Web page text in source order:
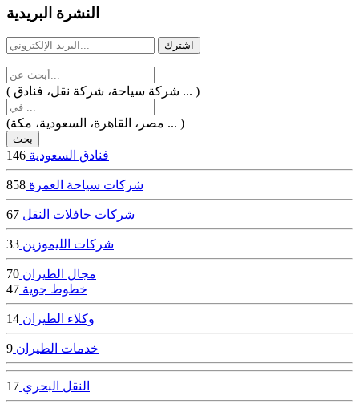
casinos
online
livedealercasino.online
النشرة البريدية
( شركة سياحة، شركة نقل، فنادق ... )
(مصر، القاهرة، السعودية، مكة ... )
فنادق السعودية 146
شركات سياحة العمرة 858
شركات حافلات النقل 67
شركات الليموزين 33
مجال الطيران 70
خطوط جوية 47
وكلاء الطيران 14
خدمات الطيران 9
النقل البحري 17